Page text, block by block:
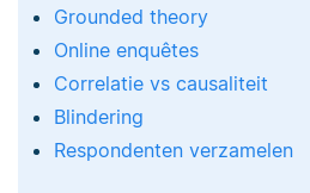
Grounded theory
Online enquêtes
Correlatie vs causaliteit
Blindering
Respondenten verzamelen